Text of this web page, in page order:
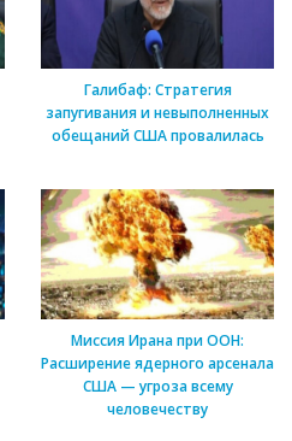
Галибаф: Стратегия
запугивания и невыполненных
обещаний США провалилась
Миссия Ирана при ООН:
Расширение ядерного арсенала
США — угроза всему
человечеству